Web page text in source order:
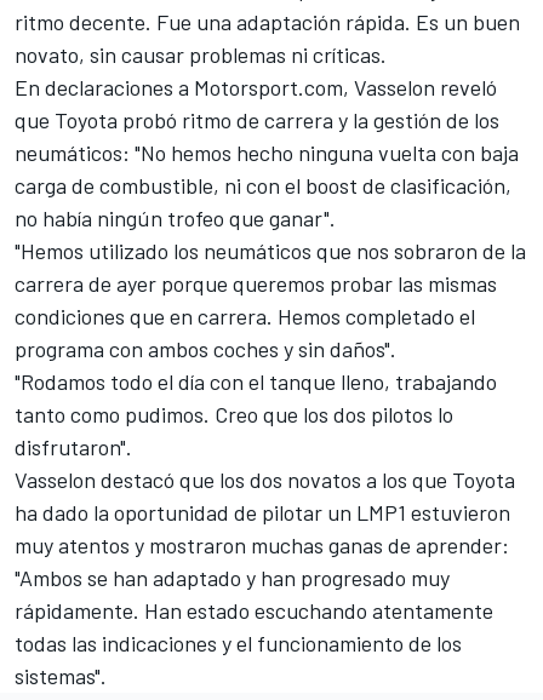
ritmo decente. Fue una adaptación rápida. Es un buen
novato, sin causar problemas ni críticas.
En declaraciones a Motorsport.com, Vasselon reveló
que Toyota probó ritmo de carrera y la gestión de los
neumáticos: "No hemos hecho ninguna vuelta con baja
carga de combustible, ni con el boost de clasificación,
no había ningún trofeo que ganar".
"Hemos utilizado los neumáticos que nos sobraron de la
carrera de ayer porque queremos probar las mismas
condiciones que en carrera. Hemos completado el
programa con ambos coches y sin daños".
"Rodamos todo el día con el tanque lleno, trabajando
tanto como pudimos. Creo que los dos pilotos lo
disfrutaron".
Vasselon destacó que los dos novatos a los que Toyota
ha dado la oportunidad de pilotar un LMP1 estuvieron
muy atentos y mostraron muchas ganas de aprender:
"Ambos se han adaptado y han progresado muy
rápidamente. Han estado escuchando atentamente
todas las indicaciones y el funcionamiento de los
sistemas".